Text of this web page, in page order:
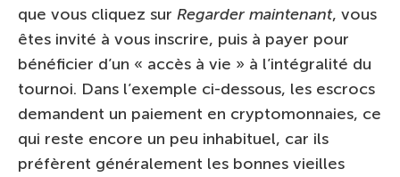
que vous cliquez sur Regarder maintenant, vous
êtes invité à vous inscrire, puis à payer pour
bénéficier d’un « accès à vie » à l’intégralité du
tournoi. Dans l’exemple ci-dessous, les escrocs
demandent un paiement en cryptomonnaies, ce
qui reste encore un peu inhabituel, car ils
préfèrent généralement les bonnes vieilles